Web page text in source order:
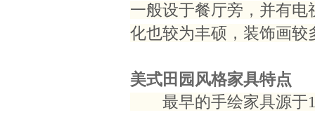
一般设于餐厅旁，并有
化也较为丰硕，装饰画较
美式田园风格家具特点
最早的手绘家具源于